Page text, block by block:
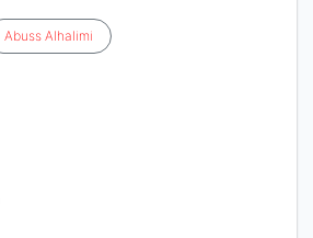
Abuss Alhalimi